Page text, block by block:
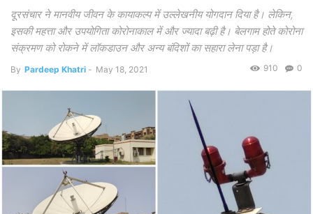
दूरसंचार ने मानवीय जीवन के कायाकल्प में उल्लेखनीय योगदान दिया है। लेकिन,
इसकी महत्ता और उपयोगिता कोरोनाकाल में और ज्यादा बढ़ी है। बेलगाम होते कोरोना
संक्रमण को रोकने में लॉकडाउन और अन्य बंदिशों का सहारा लेना पड़ा है।
By Pardeep Khatri - May 18, 2021 0
910